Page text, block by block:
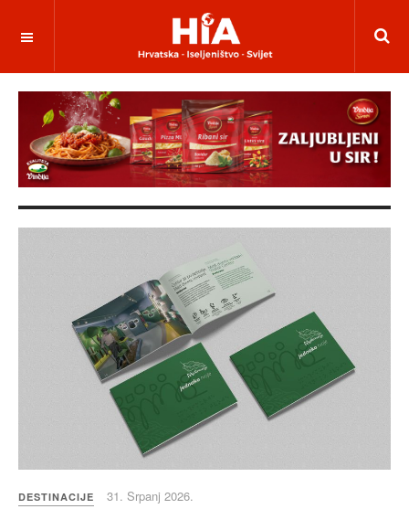
DESTINACIJE 31. Srpanj 2026.